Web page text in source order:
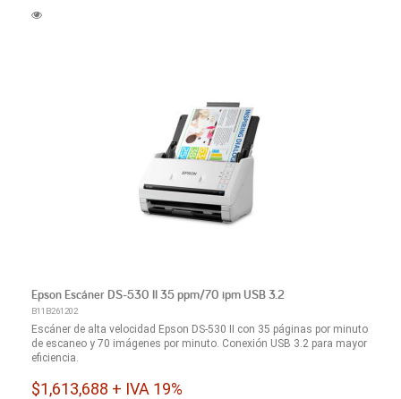
Epson Escáner DS-530 II 35 ppm/70 ipm USB 3.2
B11B261202
Escáner de alta velocidad Epson DS-530 II con 35 páginas por minuto
de escaneo y 70 imágenes por minuto. Conexión USB 3.2 para mayor
eficiencia.
$1,613,688 + IVA 19%